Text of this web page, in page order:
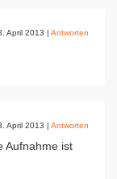
April 2013 | Antworten
April 2013 | Antworten
Aufnahme ist